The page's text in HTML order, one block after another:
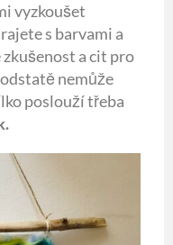
vyzkoušet
s barvami a
a cit pro
nemůže
poslouží třeba